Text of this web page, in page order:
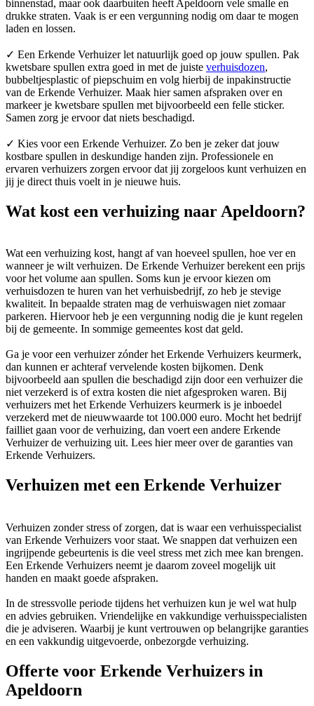
binnenstad, maar ook daarbuiten heeft Apeldoorn vele smalle en
drukke straten. Vaak is er een vergunning nodig om daar te mogen
laden en lossen.
✓ Een Erkende Verhuizer let natuurlijk goed op jouw spullen. Pak
kwetsbare spullen extra goed in met de juiste verhuisdozen,
bubbeltjesplastic of piepschuim en volg hierbij de inpakinstructie
van de Erkende Verhuizer. Maak hier samen afspraken over en
markeer je kwetsbare spullen met bijvoorbeeld een felle sticker.
Samen zorg je ervoor dat niets beschadigd.
✓ Kies voor een Erkende Verhuizer. Zo ben je zeker dat jouw
kostbare spullen in deskundige handen zijn. Professionele en
ervaren verhuizers zorgen ervoor dat jij zorgeloos kunt verhuizen en
jij je direct thuis voelt in je nieuwe huis.
Wat kost een verhuizing naar Apeldoorn?
Wat een verhuizing kost, hangt af van hoeveel spullen, hoe ver en
wanneer je wilt verhuizen. De Erkende Verhuizer berekent een prijs
voor het volume aan spullen. Soms kun je ervoor kiezen om
verhuisdozen te huren van het verhuisbedrijf, zo heb je stevige
kwaliteit. In bepaalde straten mag de verhuiswagen niet zomaar
parkeren. Hiervoor heb je een vergunning nodig die je kunt regelen
bij de gemeente. In sommige gemeentes kost dat geld.
Ga je voor een verhuizer zónder het Erkende Verhuizers keurmerk,
dan kunnen er achteraf vervelende kosten bijkomen. Denk
bijvoorbeeld aan spullen die beschadigd zijn door een verhuizer die
niet verzekerd is of extra kosten die niet afgesproken waren. Bij
verhuizers met het Erkende Verhuizers keurmerk is je inboedel
verzekerd met de nieuwwaarde tot 100.000 euro. Mocht het bedrijf
failliet gaan voor de verhuizing, dan voert een andere Erkende
Verhuizer de verhuizing uit. Lees hier meer over de garanties van
Erkende Verhuizers.
Verhuizen met een Erkende Verhuizer
Verhuizen zonder stress of zorgen, dat is waar een verhuisspecialist
van Erkende Verhuizers voor staat. We snappen dat verhuizen een
ingrijpende gebeurtenis is die veel stress met zich mee kan brengen.
Een Erkende Verhuizers neemt je daarom zoveel mogelijk uit
handen en maakt goede afspraken.
In de stressvolle periode tijdens het verhuizen kun je wel wat hulp
en advies gebruiken. Vriendelijke en vakkundige verhuisspecialisten
die je adviseren. Waarbij je kunt vertrouwen op belangrijke garanties
en een vakkundig uitgevoerde, onbezorgde verhuizing.
Offerte voor Erkende Verhuizers in
Apeldoorn